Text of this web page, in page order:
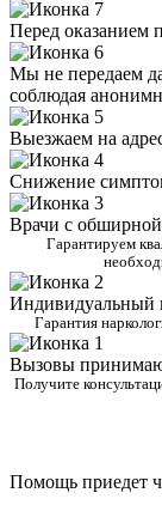
Перед оказанием
Мы не передаем
соблюдая
Выезжаем на
Снижение
Врачи с
Гарантируем
Индивидуальный
Гарантия
Вызовы
Получите
Помощь приедет